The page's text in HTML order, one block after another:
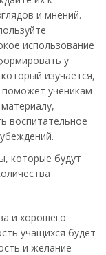
и мнений.
использование
у
изучается,
поможет ученикам
воспитательное
которые будут
и хорошего
учащихся будет
и желание